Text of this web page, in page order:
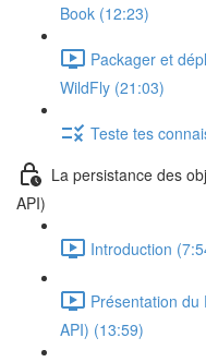
Book (12:23)
Packager et
WildFly (21:03)
Teste tes
La persistance des
API)
Introduction
Présentation du
API) (13:59)